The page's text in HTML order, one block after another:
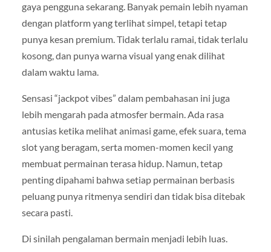
gaya pengguna sekarang. Banyak pemain lebih nyaman
dengan platform yang terlihat simpel, tetapi tetap
punya kesan premium. Tidak terlalu ramai, tidak terlalu
kosong, dan punya warna visual yang enak dilihat
dalam waktu lama.
Sensasi “jackpot vibes” dalam pembahasan ini juga
lebih mengarah pada atmosfer bermain. Ada rasa
antusias ketika melihat animasi game, efek suara, tema
slot yang beragam, serta momen-momen kecil yang
membuat permainan terasa hidup. Namun, tetap
penting dipahami bahwa setiap permainan berbasis
peluang punya ritmenya sendiri dan tidak bisa ditebak
secara pasti.
Di sinilah pengalaman bermain menjadi lebih luas.